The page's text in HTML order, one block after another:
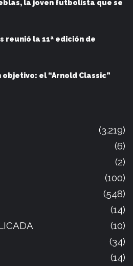
la joven futbolista que se
reunió la 11ª edición de
objetivo: el “Arnold Classic”
(3.219)
(6)
(2)
(100)
(548)
(14)
(10)
(34)
(14)